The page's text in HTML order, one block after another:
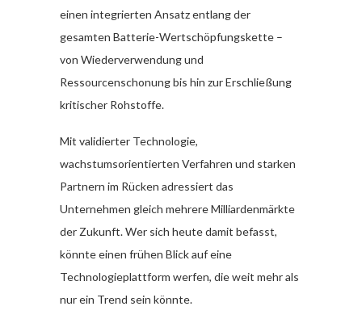
einen integrierten Ansatz entlang der
gesamten Batterie-Wertschöpfungskette –
von Wiederverwendung und
Ressourcenschonung bis hin zur Erschließung
kritischer Rohstoffe.
Mit validierter Technologie,
wachstumsorientierten Verfahren und starken
Partnern im Rücken adressiert das
Unternehmen gleich mehrere Milliardenmärkte
der Zukunft. Wer sich heute damit befasst,
könnte einen frühen Blick auf eine
Technologieplattform werfen, die weit mehr als
nur ein Trend sein könnte.